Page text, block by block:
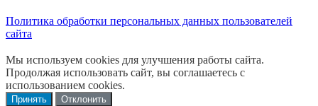
Политика обработки персональных данных пользователей
сайта
Мы используем cookies для улучшения работы сайта.
Продолжая использовать сайт, вы соглашаетесь с
использованием cookies.
Принять Отклонить